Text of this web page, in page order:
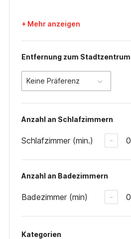
+ Mehr anzeigen
Entfernung zum Stadtzentrum
Keine Präferenz
Anzahl an Schlafzimmern
Schlafzimmer (min.) - 0
Anzahl an Badezimmern
Badezimmer (min) - 0
Kategorien